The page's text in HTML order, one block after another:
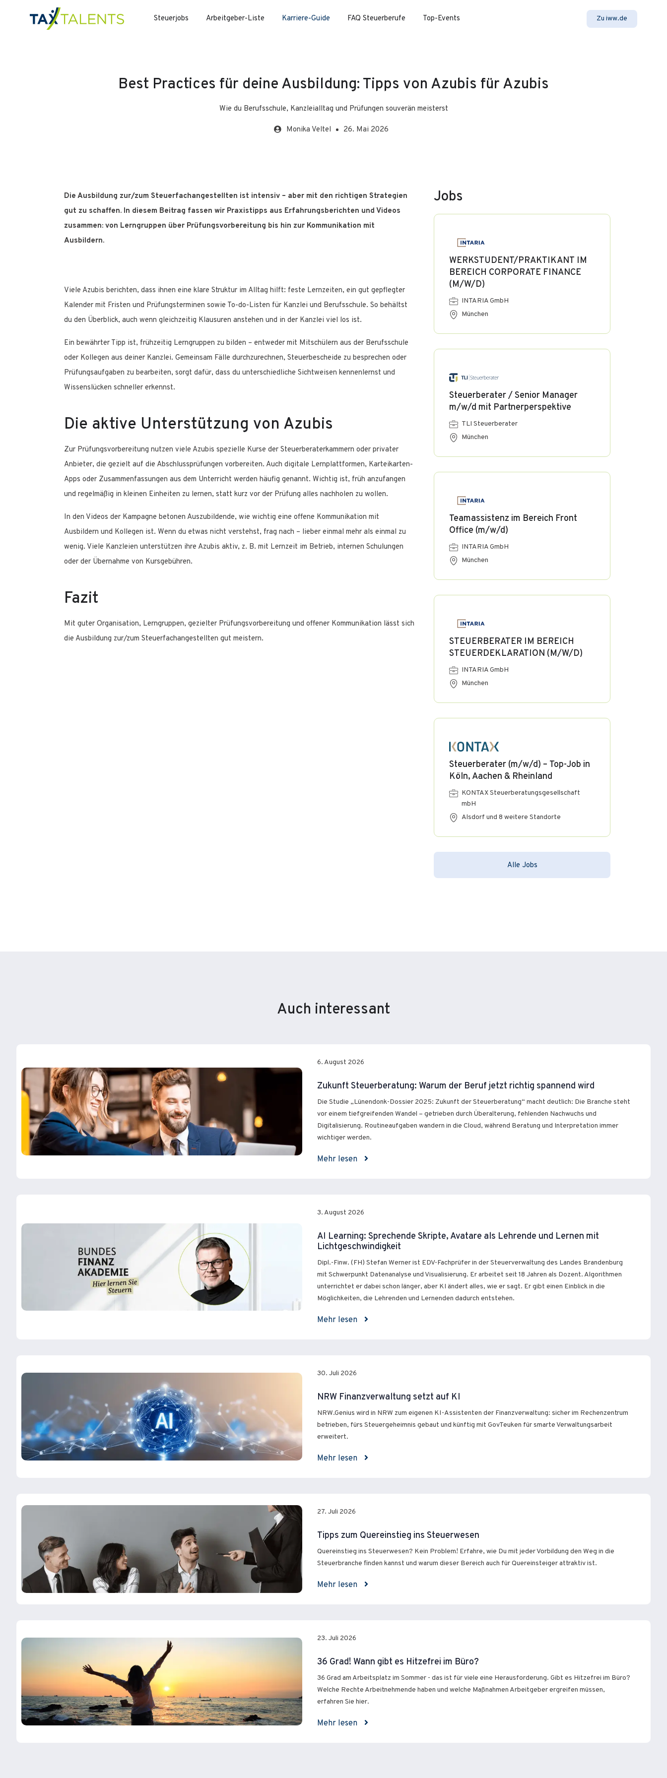
Steuerjobs Arbeitgeber-Liste Karriere-Guide FAQ Steuerberufe Top-Events Zu iww.de
Best Practices für deine Ausbildung: Tipps von Azubis für Azubis
Wie du Berufsschule, Kanzleialltag und Prüfungen souverän meisterst
Monika Veltel 26. Mai 2026
Die Ausbildung zur/zum Steuerfachangestellten ist intensiv – aber mit den richtigen Strategien
gut zu schaffen. In diesem Beitrag fassen wir Praxistipps aus Erfahrungsberichten und Videos
zusammen: von Lerngruppen über Prüfungsvorbereitung bis hin zur Kommunikation mit
Ausbildern.
Viele Azubis berichten, dass ihnen eine klare Struktur im Alltag hilft: feste Lernzeiten, ein gut gepflegter
Kalender mit Fristen und Prüfungsterminen sowie To-do-Listen für Kanzlei und Berufsschule. So behältst
du den Überblick, auch wenn gleichzeitig Klausuren anstehen und in der Kanzlei viel los ist.
Ein bewährter Tipp ist, frühzeitig Lerngruppen zu bilden – entweder mit Mitschülern aus der Berufsschule
oder Kollegen aus deiner Kanzlei. Gemeinsam Fälle durchzurechnen, Steuerbescheide zu besprechen oder
Prüfungsaufgaben zu bearbeiten, sorgt dafür, dass du unterschiedliche Sichtweisen kennenlernst und
Wissenslücken schneller erkennst.
Die aktive Unterstützung von Azubis
Zur Prüfungsvorbereitung nutzen viele Azubis spezielle Kurse der Steuerberaterkammern oder privater
Anbieter, die gezielt auf die Abschlussprüfungen vorbereiten. Auch digitale Lernplattformen, Karteikarten-
Apps oder Zusammenfassungen aus dem Unterricht werden häufig genannt. Wichtig ist, früh anzufangen
und regelmäßig in kleinen Einheiten zu lernen, statt kurz vor der Prüfung alles nachholen zu wollen.
In den Videos der Kampagne betonen Auszubildende, wie wichtig eine offene Kommunikation mit
Ausbildern und Kollegen ist. Wenn du etwas nicht verstehst, frag nach – lieber einmal mehr als einmal zu
wenig. Viele Kanzleien unterstützen ihre Azubis aktiv, z. B. mit Lernzeit im Betrieb, internen Schulungen
oder der Übernahme von Kursgebühren.
Fazit
Mit guter Organisation, Lerngruppen, gezielter Prüfungsvorbereitung und offener Kommunikation lässt sich
die Ausbildung zur/zum Steuerfachangestellten gut meistern.
Jobs
WERKSTUDENT/PRAKTIKANT IM
BEREICH CORPORATE FINANCE
(M/W/D)
INTARIA GmbH
München
Steuerberater / Senior Manager
m/w/d mit Partnerperspektive
TLI Steuerberater
München
Teamassistenz im Bereich Front
Office (m/w/d)
INTARIA GmbH
München
STEUERBERATER IM BEREICH
STEUERDEKLARATION (M/W/D)
INTARIA GmbH
München
Steuerberater (m/w/d) – Top-Job in
Köln, Aachen & Rheinland
KONTAX Steuerberatungsgesellschaft
mbH
Alsdorf und 8 weitere Standorte
Alle Jobs
Auch interessant
6. August 2026
Zukunft Steuerberatung: Warum der Beruf jetzt richtig spannend wird
Die Studie „Lünendonk-Dossier 2025: Zukunft der Steuerberatung“ macht deutlich: Die Branche steht
vor einem tiefgreifenden Wandel – getrieben durch Überalterung, fehlenden Nachwuchs und
Digitalisierung. Routineaufgaben wandern in die Cloud, während Beratung und Interpretation immer
wichtiger werden.
Mehr lesen
3. August 2026
AI Learning: Sprechende Skripte, Avatare als Lehrende und Lernen mit
Lichtgeschwindigkeit
Dipl.-Finw. (FH) Stefan Werner ist EDV-Fachprüfer in der Steuerverwaltung des Landes Brandenburg
mit Schwerpunkt Datenanalyse und Visualisierung. Er arbeitet seit 18 Jahren als Dozent. Algorithmen
unterrichtet er dabei schon länger, aber KI ändert alles, wie er sagt. Er gibt einen Einblick in die
Möglichkeiten, die Lehrenden und Lernenden dadurch entstehen.
Mehr lesen
30. Juli 2026
NRW Finanzverwaltung setzt auf KI
NRW.Genius wird in NRW zum eigenen KI-Assistenten der Finanzverwaltung: sicher im Rechenzentrum
betrieben, fürs Steuergeheimnis gebaut und künftig mit GovTeuken für smarte Verwaltungsarbeit
erweitert.
Mehr lesen
27. Juli 2026
Tipps zum Quereinstieg ins Steuerwesen
Quereinstieg ins Steuerwesen? Kein Problem! Erfahre, wie Du mit jeder Vorbildung den Weg in die
Steuerbranche finden kannst und warum dieser Bereich auch für Quereinsteiger attraktiv ist.
Mehr lesen
23. Juli 2026
36 Grad! Wann gibt es Hitzefrei im Büro?
36 Grad am Arbeitsplatz im Sommer - das ist für viele eine Herausforderung. Gibt es Hitzefrei im Büro?
Welche Rechte Arbeitnehmende haben und welche Maßnahmen Arbeitgeber ergreifen müssen,
erfahren Sie hier.
Mehr lesen